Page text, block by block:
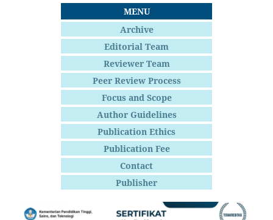
MENU
Archive
Editorial Team
Reviewer Team
Peer Review Process
Focus and Scope
Author Guidelines
Publication Ethics
Publication Fee
Contact
Publisher